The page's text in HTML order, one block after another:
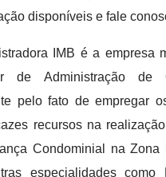
disponíveis e fale
IMB é a empresa
de Administração de
pelo fato de empregar
recursos na
Condominial na Zona
especialidades como